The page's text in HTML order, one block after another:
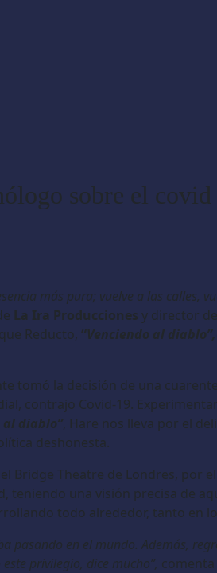
sobre el
más pura; vuelve a las calles,
La Ira Producciones y director
Reducto, “Venciendo al diablo”,
tomó la decisión de una
contrajo Covid-19.
al diablo”, Hare nos lleva por el
deshonesta.
Bridge Theatre de Londres, por
teniendo una visión precisa de
todo alrededor, tanto en
pasando en el mundo. Además,
privilegio, dice mucho”, comenta